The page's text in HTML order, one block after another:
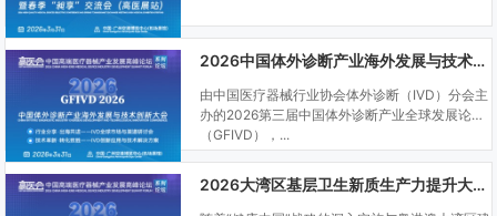
2026中国体外诊断产业海外发展与技术创新大会
由中国医疗器械行业协会体外诊断（IVD）分会主
办的2026第三届中国体外诊断产业全球发展论坛
（GFIVD），...
2026大湾区基层卫生新质生产力提升大会暨基层医疗卫生机构产学研融合学术会议